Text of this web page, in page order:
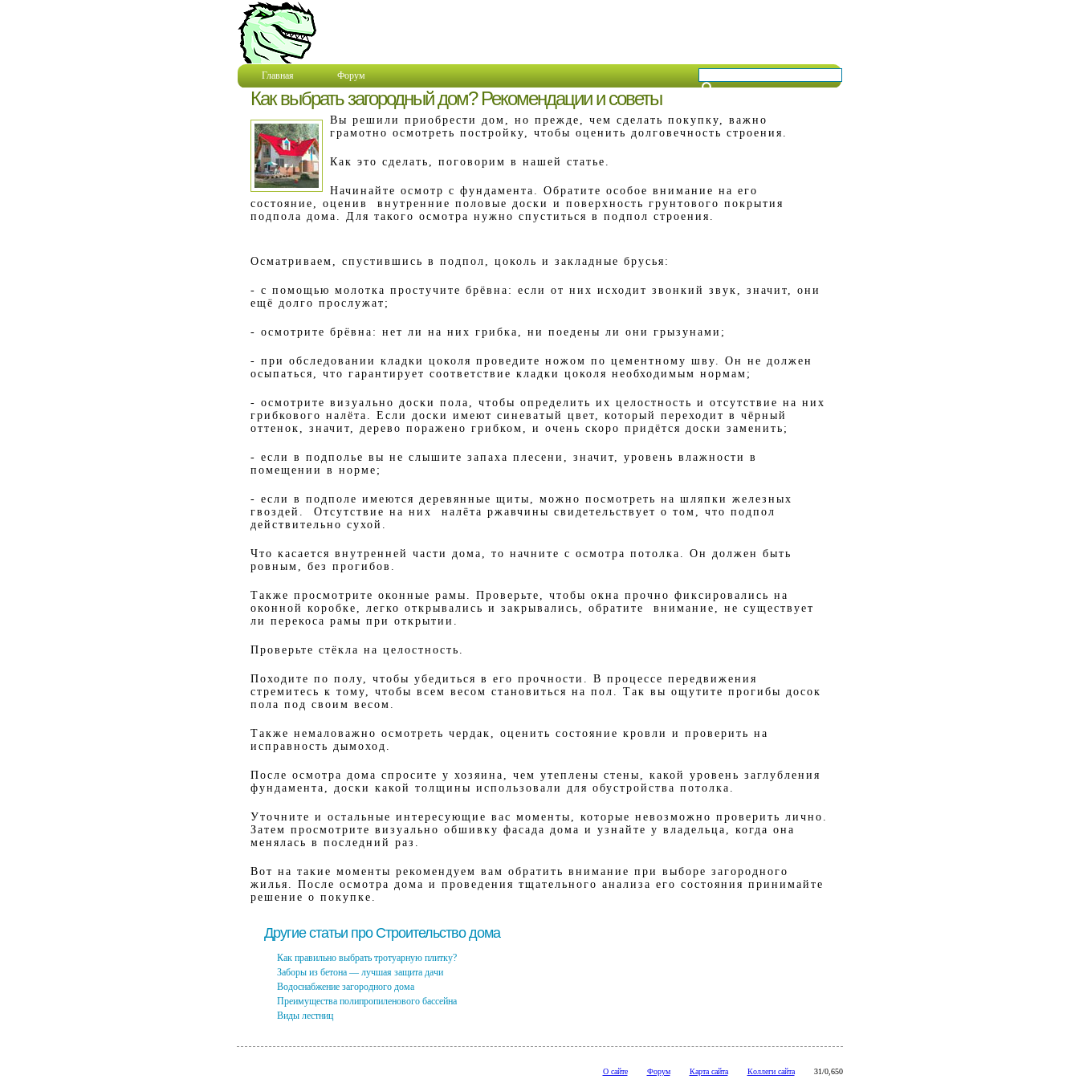
Главная Форум
Как выбрать загородный дом? Рекомендации и советы
Вы решили приобрести дом, но прежде, чем сделать покупку, важно
грамотно осмотреть постройку, чтобы оценить долговечность строения.
Как это сделать, поговорим в нашей статье.
Начинайте осмотр с фундамента. Обратите особое внимание на его
состояние, оценив внутренние половые доски и поверхность грунтового покрытия
подпола дома. Для такого осмотра нужно спуститься в подпол строения.
Осматриваем, спустившись в подпол, цоколь и закладные брусья:
- с помощью молотка простучите брёвна: если от них исходит звонкий звук, значит, они
ещё долго прослужат;
- осмотрите брёвна: нет ли на них грибка, ни поедены ли они грызунами;
- при обследовании кладки цоколя проведите ножом по цементному шву. Он не должен
осыпаться, что гарантирует соответствие кладки цоколя необходимым нормам;
- осмотрите визуально доски пола, чтобы определить их целостность и отсутствие на них
грибкового налёта. Если доски имеют синеватый цвет, который переходит в чёрный
оттенок, значит, дерево поражено грибком, и очень скоро придётся доски заменить;
- если в подполье вы не слышите запаха плесени, значит, уровень влажности в
помещении в норме;
- если в подполе имеются деревянные щиты, можно посмотреть на шляпки железных
гвоздей. Отсутствие на них налёта ржавчины свидетельствует о том, что подпол
действительно сухой.
Что касается внутренней части дома, то начните с осмотра потолка. Он должен быть
ровным, без прогибов.
Также просмотрите оконные рамы. Проверьте, чтобы окна прочно фиксировались на
оконной коробке, легко открывались и закрывались, обратите внимание, не существует
ли перекоса рамы при открытии.
Проверьте стёкла на целостность.
Походите по полу, чтобы убедиться в его прочности. В процессе передвижения
стремитесь к тому, чтобы всем весом становиться на пол. Так вы ощутите прогибы досок
пола под своим весом.
Также немаловажно осмотреть чердак, оценить состояние кровли и проверить на
исправность дымоход.
После осмотра дома спросите у хозяина, чем утеплены стены, какой уровень заглубления
фундамента, доски какой толщины использовали для обустройства потолка.
Уточните и остальные интересующие вас моменты, которые невозможно проверить лично.
Затем просмотрите визуально обшивку фасада дома и узнайте у владельца, когда она
менялась в последний раз.
Вот на такие моменты рекомендуем вам обратить внимание при выборе загородного
жилья. После осмотра дома и проведения тщательного анализа его состояния принимайте
решение о покупке.
Другие статьи про Строительство дома
Как правильно выбрать тротуарную плитку?
Заборы из бетона — лучшая защита дачи
Водоснабжение загородного дома
Преимущества полипропиленового бассейна
Виды лестниц
О сайте Форум Карта сайта Коллеги сайта 31/0,650